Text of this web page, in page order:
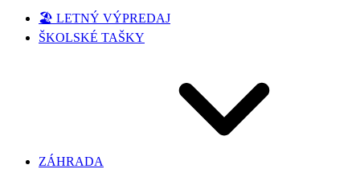
🏖️ LETNÝ VÝPREDAJ
ŠKOLSKÉ TAŠKY
ZÁHRADA